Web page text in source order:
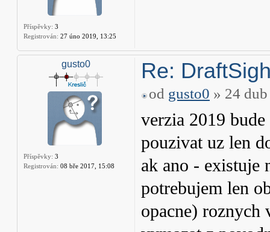
Příspěvky: 3
Registrován: 27 úno 2019, 13:25
gusto0
Příspěvky: 3
Registrován: 08 bře 2017, 15:08
Re:
od gusto0 » 24
verzia 2019
pouzivat uz len
ak ano - existuje
potrebujem len
opacne) roznych